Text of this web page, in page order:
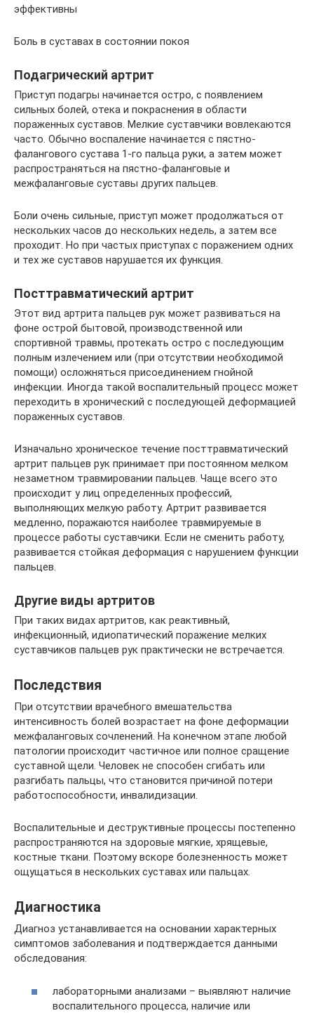
эффективны
Боль в суставах в состоянии покоя
Подагрический артрит
Приступ подагры начинается остро, с появлением
сильных болей, отека и покраснения в области
пораженных суставов. Мелкие суставчики вовлекаются
часто. Обычно воспаление начинается с пястно-
фалангового сустава 1-го пальца руки, а затем может
распространяться на пястно-фаланговые и
межфаланговые суставы других пальцев.
Боли очень сильные, приступ может продолжаться от
нескольких часов до нескольких недель, а затем все
проходит. Но при частых приступах с поражением одних
и тех же суставов нарушается их функция.
Посттравматический артрит
Этот вид артрита пальцев рук может развиваться на
фоне острой бытовой, производственной или
спортивной травмы, протекать остро с последующим
полным излечением или (при отсутствии необходимой
помощи) осложняться присоединением гнойной
инфекции. Иногда такой воспалительный процесс может
переходить в хронический с последующей деформацией
пораженных суставов.
Изначально хроническое течение посттравматический
артрит пальцев рук принимает при постоянном мелком
незаметном травмировании пальцев. Чаще всего это
происходит у лиц определенных профессий,
выполняющих мелкую работу. Артрит развивается
медленно, поражаются наиболее травмируемые в
процессе работы суставчики. Если не сменить работу,
развивается стойкая деформация с нарушением функции
пальцев.
Другие виды артритов
При таких видах артритов, как реактивный,
инфекционный, идиопатический поражение мелких
суставчиков пальцев рук практически не встречается.
Последствия
При отсутствии врачебного вмешательства
интенсивность болей возрастает на фоне деформации
межфаланговых сочленений. На конечном этапе любой
патологии происходит частичное или полное сращение
суставной щели. Человек не способен сгибать или
разгибать пальцы, что становится причиной потери
работоспособности, инвалидизации.
Воспалительные и деструктивные процессы постепенно
распространяются на здоровые мягкие, хрящевые,
костные ткани. Поэтому вскоре болезненность может
ощущаться в нескольких суставах или пальцах.
Диагностика
Диагноз устанавливается на основании характерных
симптомов заболевания и подтверждается данными
обследования:
лабораторными анализами – выявляют наличие
воспалительного процесса, наличие или